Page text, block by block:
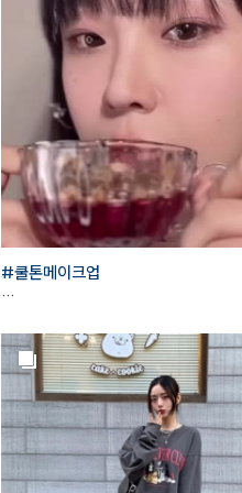
물들여주어
입술에 과즙+청순미 가득..!
✨반짝반짝✨ 탱글거리는 입술로
만들어주는 틴티드 립밤이에요!
요즘 제 파우치템임..!
#쿨톤메이크업
#한스킨 다크써클 커버컨실러 '로지'
#꾸셀 비체밤 01
Shadow
#데이지크#웜쿨블렌딩컬렉션#쿨
도우팔레트